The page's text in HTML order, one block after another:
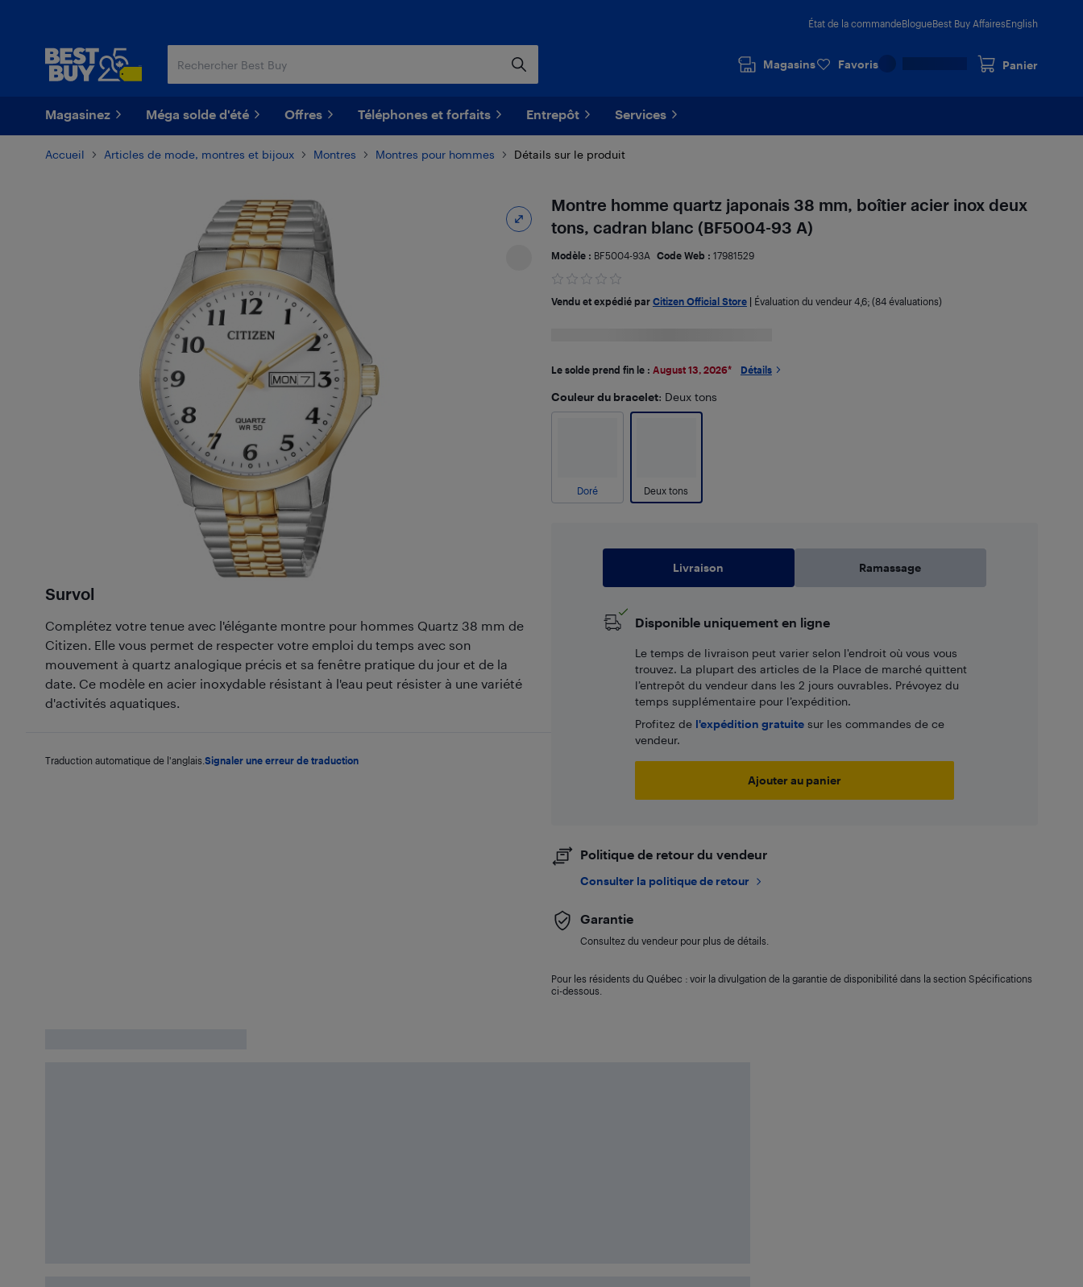
État de la commandeBlogueBest Buy AffairesEnglish
Magasins Favoris Panier
Magasinez Méga solde d'été Offres Téléphones et forfaits Entrepôt Services
Accueil Articles de mode, montres et bijoux Montres Montres pour hommes Détails sur le produit
Survol
Complétez votre tenue avec l'élégante montre pour hommes Quartz 38 mm de
Citizen. Elle vous permet de respecter votre emploi du temps avec son
mouvement à quartz analogique précis et sa fenêtre pratique du jour et de la
date. Ce modèle en acier inoxydable résistant à l'eau peut résister à une variété
d'activités aquatiques.
Traduction automatique de l'anglais. Signaler une erreur de traduction
Montre homme quartz japonais 38 mm, boîtier acier inox deux
tons, cadran blanc (BF5004-93 A)
Modèle : BF5004-93A Code Web : 17981529
Vendu et expédié par Citizen Official Store| Évaluation du vendeur 4,6; (84 évaluations)
Le solde prend fin le : August 13, 2026* Détails
Couleur du bracelet: Deux tons
Doré Deux tons
Livraison Ramassage
Disponible uniquement en ligne
Le temps de livraison peut varier selon l'endroit où vous vous
trouvez. La plupart des articles de la Place de marché quittent
l’entrepôt du vendeur dans les 2 jours ouvrables. Prévoyez du
temps supplémentaire pour l’expédition.
Profitez de l'expédition gratuitesur les commandes de ce
vendeur.
Ajouter au panier
Politique de retour du vendeur
Consulter la politique de retour
Garantie
Consultez du vendeur pour plus de détails.
Pour les résidents du Québec : voir la divulgation de la garantie de disponibilité dans la section Spécifications
ci-dessous.